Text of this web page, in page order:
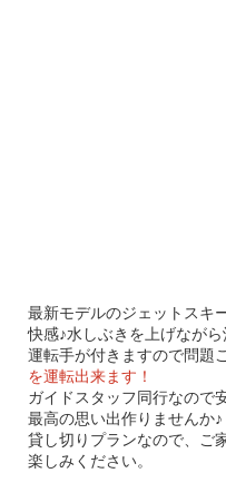
最新モデルのジェットスキ
快感♪水しぶきを上げなが
運転手が付きますので問題
を運転出来ます！
ガイドスタッフ同行なので
最高の思い出作りませんか♪
貸し切りプランなので、ご
楽しみください。